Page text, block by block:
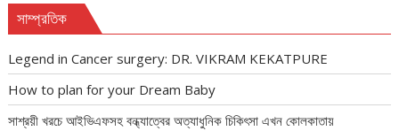
সাম্প্রতিক
Legend in Cancer surgery: DR. VIKRAM KEKATPURE
How to plan for your Dream Baby
সাশ্রয়ী খরচে আইভিএফসহ বন্ধ্যাত্বের অত্যাধুনিক চিকিৎসা এখন কোলকাতায়